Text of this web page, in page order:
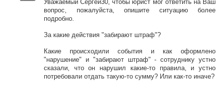
Уважаемый Сергей30, чтобы юрист мог ответить на Ваш
вопрос, пожалуйста, опишите ситуацию более
подробно.
За какие действия "забирают штраф"?
Какие происходили события и как оформлено
"нарушение" и "забирают штраф" - сотруднику устно
сказали, что он нарушил какие-то правила, и устно
потребовали отдать такую-то сумму? Или как-то иначе?